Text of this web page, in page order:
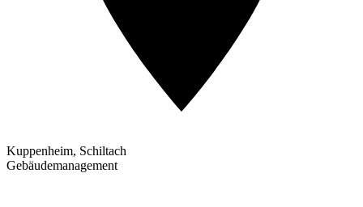
Kuppenheim, Schiltach
Gebäudemanagement